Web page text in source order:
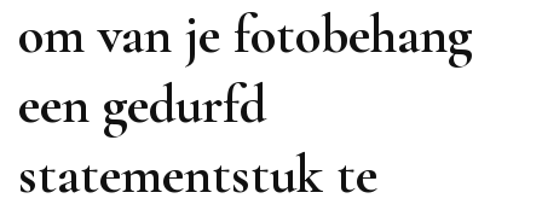
om van je fotobehang
een gedurfd
statementstuk te